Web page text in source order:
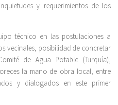
y requerimientos de los
técnico en las postulaciones a
vecinales, posibilidad de concretar
de Agua Potable (Turquía),
la mano de obra local, entre
y dialogados en este primer